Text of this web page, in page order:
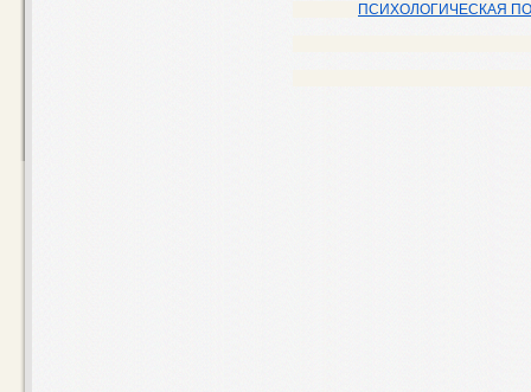
ПСИХОЛОГИЧЕСКАЯ